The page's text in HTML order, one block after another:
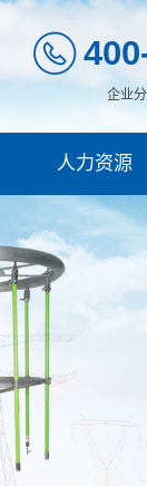
企业
人力资源